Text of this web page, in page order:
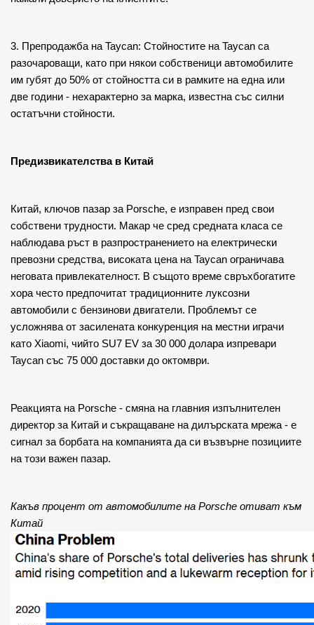
3. Препродажба на Taycan: Стойностите на Taycan са
разочароващи, като при някои собственици автомобилите
им губят до 50% от стойността си в рамките на една или
две години - нехарактерно за марка, известна със силни
остатъчни стойности.
Предизвикателства в Китай
Китай, ключов пазар за Porsche, е изправен пред свои
собствени трудности. Макар че сред средната класа се
наблюдава ръст в разпространението на електрически
превозни средства, високата цена на Taycan ограничава
неговата привлекателност. В същото време свръхбогатите
хора често предпочитат традиционните луксозни
автомобили с бензинови двигатели. Проблемът се
усложнява от засилената конкуренция на местни играчи
като Xiaomi, чийто SU7 EV за 30 000 долара изпревари
Taycan със 75 000 доставки до октомври.
Реакцията на Porsche - смяна на главния изпълнителен
директор за Китай и съкращаване на дилърската мрежа - е
сигнал за борбата на компанията да си възвърне позициите
на този важен пазар.
Какъв процент от автомобилите на Porsche отиват към
Китай